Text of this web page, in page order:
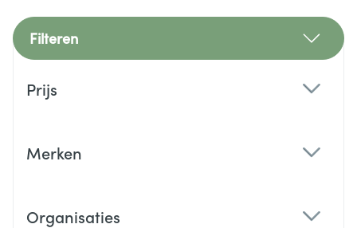
Filteren
Prijs
Merken
Organisaties